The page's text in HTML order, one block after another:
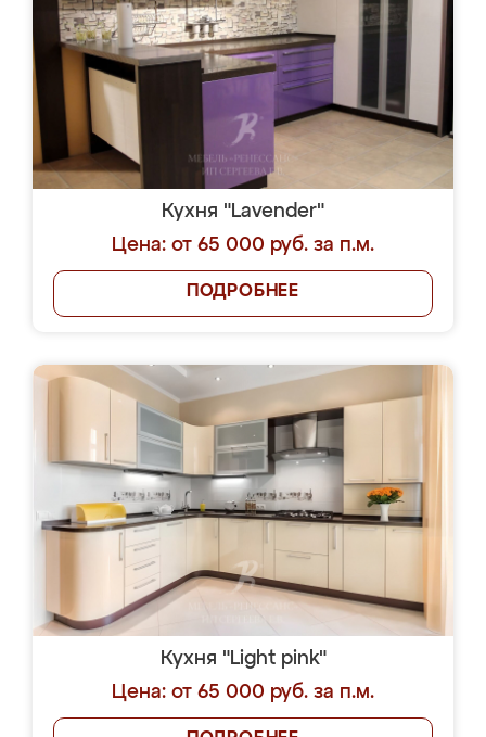
Кухня "Lavender"
Цена: от 65 000 руб. за п.м.
ПОДРОБНЕЕ
Кухня "Light pink"
Цена: от 65 000 руб. за п.м.